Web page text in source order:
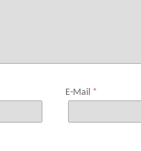
E-Mail *